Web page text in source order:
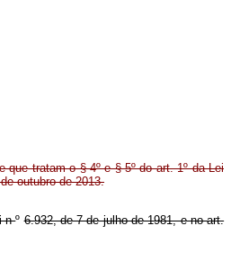
que tratam o § 4º e § 5º do art. 1º da Lei
outubro de 2013.
nº6.932, de 7 de julho de 1981, e no art.